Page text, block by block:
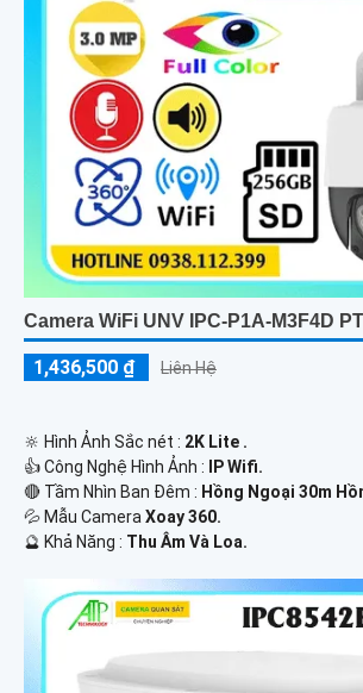
Camera WiFi UNV IPC-P1A-M3F4D
1,436,500 ₫ Liên Hệ
🔆 Hình Ảnh Sắc nét : 2K Lite .
👍 Công Nghệ Hình Ảnh :
IP Wifi.
🔴 Tầm Nhìn Ban Đêm : Hồng Ngoại 30m
💦 Mẫu Camera Xoay 360.
️🔮 Khả Năng : Thu Âm Và Loa.